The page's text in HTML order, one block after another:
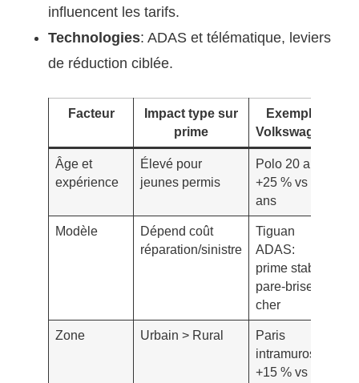
influencent les tarifs.
Technologies: ADAS et télématique, leviers
de réduction ciblée.
Facteur
Impact type sur
prime
Exemple
Volkswagen
Âge et
expérience
Élevé pour
jeunes permis
Polo 20 ans,
+25 % vs 35
ans
Modèle
Dépend coût
réparation/sinistre
Tiguan
ADAS:
prime stable,
pare-brise
cher
Zone Urbain > Rural
Paris
intramuros
+15 % vs